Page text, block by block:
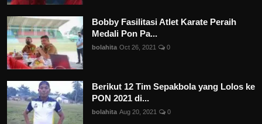
Bobby Fasilitasi Atlet Karate Peraih
Medali Pon Pa...
bolahita Oct 26, 2021 0
Berikut 12 Tim Sepakbola yang Lolos ke
PON 2021 di...
bolahita Aug 20, 2021 0